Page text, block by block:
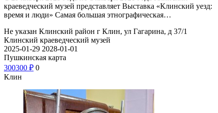
краеведческий музей представляет Выставка «Клинский уезд:
время и люди» Самая большая этнографическая…
Не указан Клинский район г Клин, ул Гагарина, д 37/1
Клинский краеведческий музей
2025-01-29 2028-01-01
Пушкинская карта
300300 ₽ 0
Клин